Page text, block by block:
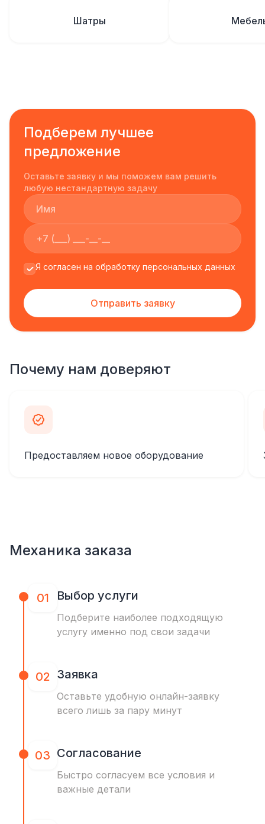
Шатры
Подберем лучшее
предложение
Оставьте заявку и мы поможем вам решить
любую нестандартную задачу
Я согласен на обработку персональных данных
Отправить заявку
Почему нам доверяют
Предоставляем новое оборудование
Механика заказа
01 Выбор услуги
Подберите наиболее подходящую
услугу именно под свои задачи
02 Заявка
Оставьте удобную онлайн-заявку
всего лишь за пару минут
03 Согласование
Быстро согласуем все условия и
важные детали